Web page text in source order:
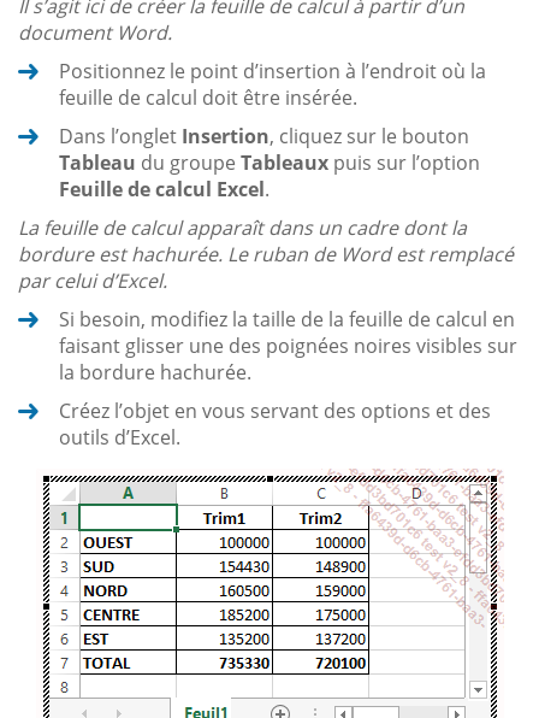
Il s’agit ici de créer la feuille de calcul à partir d’un
document Word.
Positionnez le point d’insertion à l’endroit où la
feuille de calcul doit être insérée.
Dans l’onglet Insertion, cliquez sur le bouton
Tableau du groupe Tableaux puis sur l’option
Feuille de calcul Excel.
La feuille de calcul apparaît dans un cadre dont la
bordure est hachurée. Le ruban de Word est remplacé
par celui d’Excel.
Si besoin, modifiez la taille de la feuille de calcul en
faisant glisser une des poignées noires visibles sur
la bordure hachurée.
Créez l’objet en vous servant des options et des
outils d’Excel.